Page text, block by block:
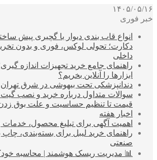
۱۴۰۵/۰۵/۱۶
خبر فوری
انواع قاب بندی دیوار با گچبری پیش
دکارت؛ تحولی لوکس، فوری و بدون
داخلی
راهنمای جامع خرید تجهیزات اندازه
ابزارها را آنلاین بخریم؟
دندانپزشکی تحت بیهوشی در شرق تهران
سوالات متداول درباره خرید و نصب
قیمت تا تنظیم حساسیت و علت بوق
اخبار هفته
اهمیت آگهی برای تبلیغ محصول،
راهنمای خرید لیبل برای بسته‌بندی،
صنعتی
📊 مدیریت ریسک هوشمند | محاسبه